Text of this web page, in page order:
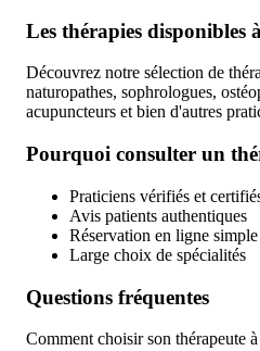
Les thérapies disponibles
Découvrez notre sélection de
naturopathes, sophrologues,
acupuncteurs et bien d'autres
Pourquoi consulter un
Praticiens vérifiés et
Avis patients authentiques
Réservation en ligne
Large choix de spécialités
Questions fréquentes
Comment choisir son thérapeute